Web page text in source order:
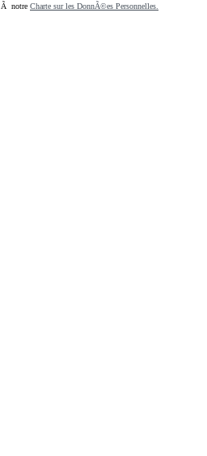
Ã notre Charte sur les DonnÃ©es Personnelles.